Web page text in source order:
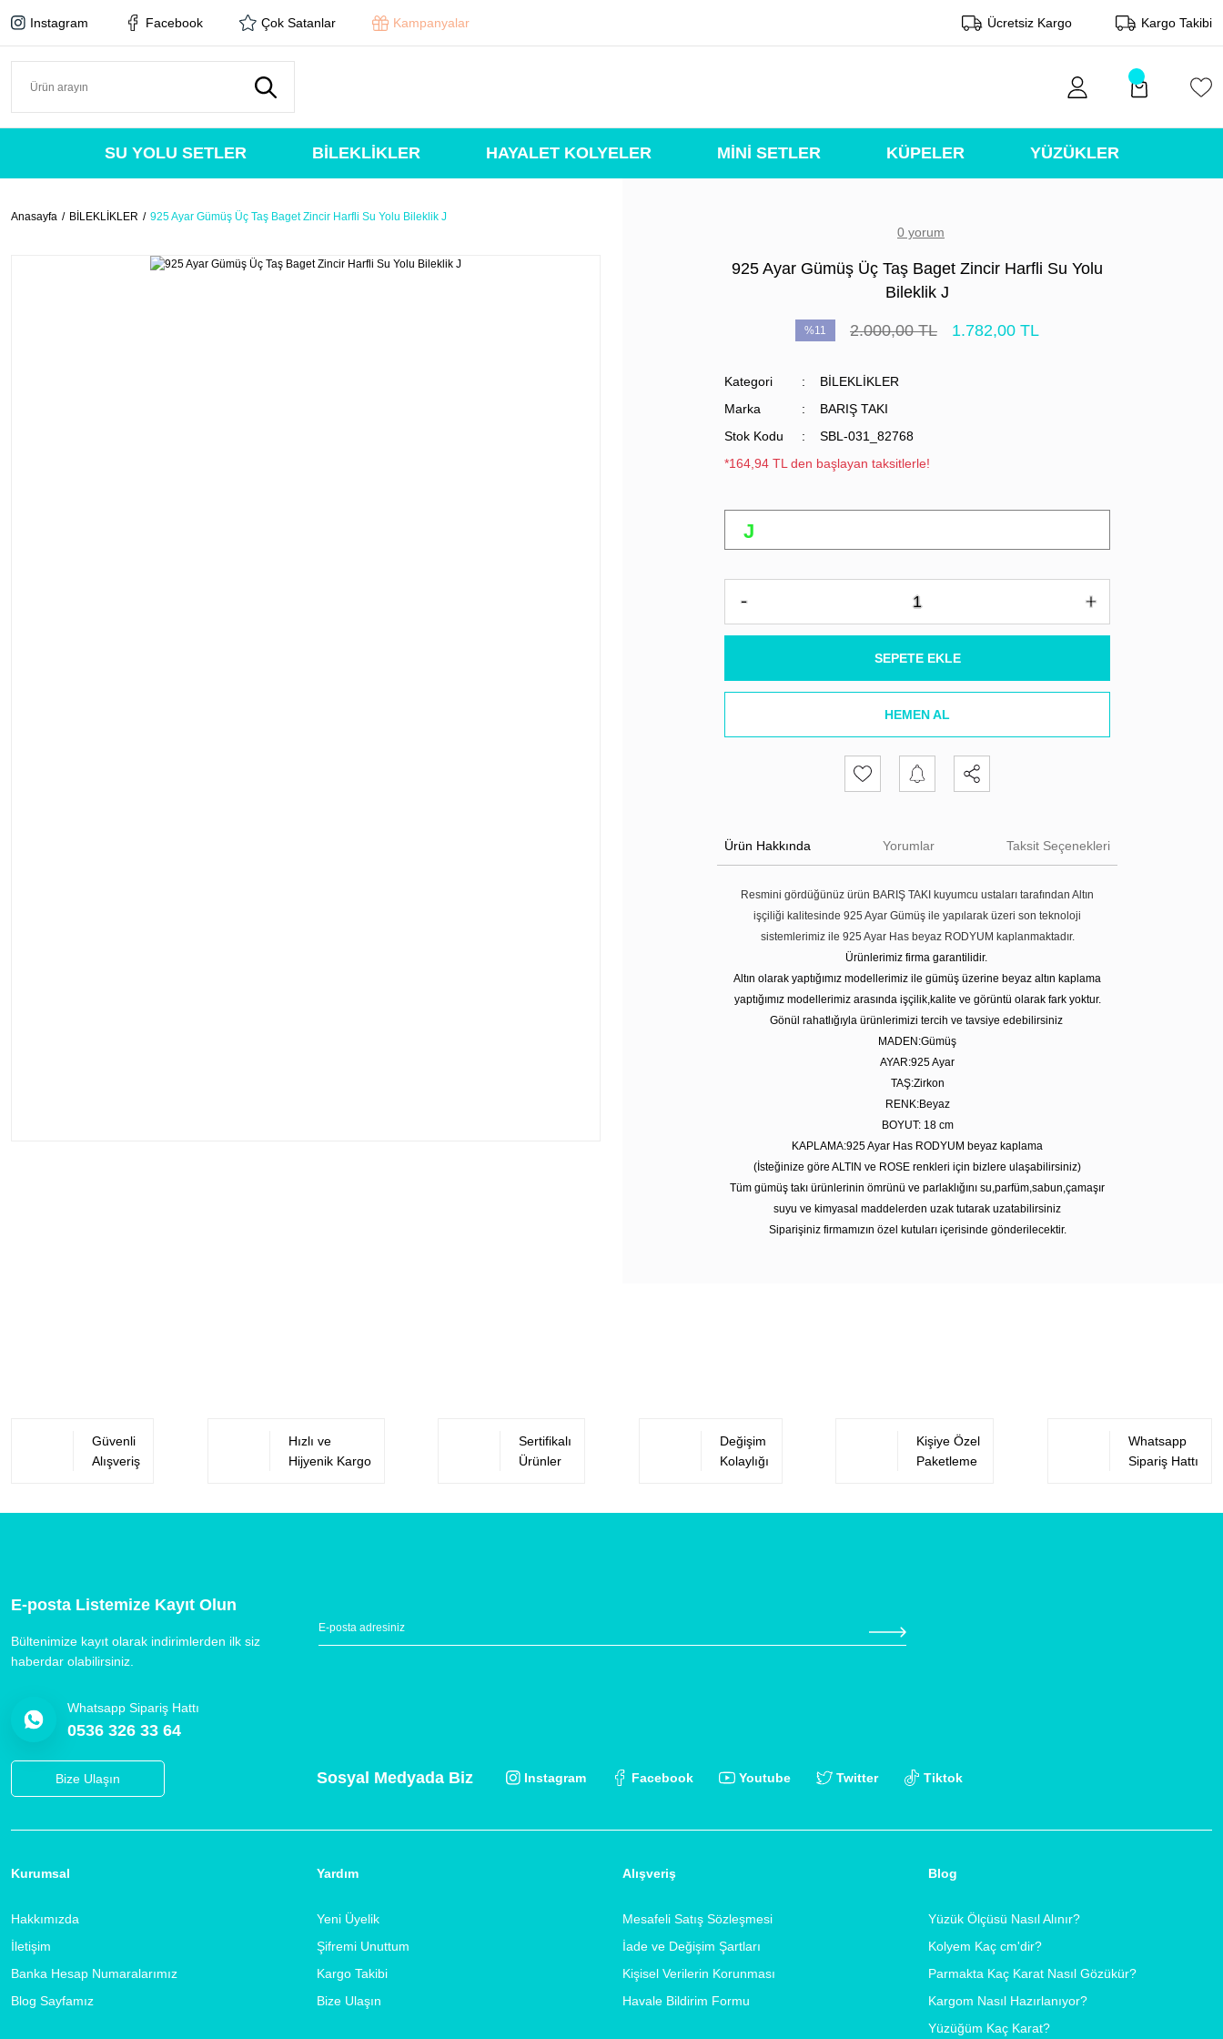
Instagram Facebook Çok Satanlar Kampanyalar Ücretsiz Kargo Kargo Takibi
SU YOLU SETLER BİLEKLİKLER HAYALET KOLYELER MİNİ SETLER KÜPELER YÜZÜKLER
Anasayfa BİLEKLİKLER 925 Ayar Gümüş Üç Taş Baget Zincir Harfli Su Yolu Bileklik J
0 yorum
925 Ayar Gümüş Üç Taş Baget Zincir Harfli Su Yolu
Bileklik J
%11 2.000,00 TL 1.782,00 TL
Kategori
BİLEKLİKLER
Marka
BARIŞ TAKI
Stok Kodu
SBL-031_82768
*164,94 TL den başlayan taksitlerle!
SEPETE EKLE
HEMEN AL
Ürün Hakkında Yorumlar Taksit Seçenekleri
Resmini gördüğünüz ürün BARIŞ TAKI kuyumcu ustaları tarafından Altın
işçiliği kalitesinde 925 Ayar Gümüş ile yapılarak üzeri son teknoloji
sistemlerimiz ile 925 Ayar Has beyaz RODYUM kaplanmaktadır.
Ürünlerimiz firma garantilidir.
Altın olarak yaptığımız modellerimiz ile gümüş üzerine beyaz altın kaplama
yaptığımız modellerimiz arasında işçilik,kalite ve görüntü olarak fark yoktur.
Gönül rahatlığıyla ürünlerimizi tercih ve tavsiye edebilirsiniz
MADEN:Gümüş
AYAR:925 Ayar
TAŞ:Zirkon
RENK:Beyaz
BOYUT: 18 cm
KAPLAMA:925 Ayar Has RODYUM beyaz kaplama
(İsteğinize göre ALTIN ve ROSE renkleri için bizlere ulaşabilirsiniz)
Tüm gümüş takı ürünlerinin ömrünü ve parlaklığını su,parfüm,sabun,çamaşır
suyu ve kimyasal maddelerden uzak tutarak uzatabilirsiniz
Siparişiniz firmamızın özel kutuları içerisinde gönderilecektir.
Güvenli
Alışveriş
Hızlı ve
Hijyenik Kargo
Sertifikalı
Ürünler
Değişim
Kolaylığı
Kişiye Özel
Paketleme
Whatsapp
Sipariş Hattı
E-posta Listemize Kayıt Olun
Bültenimize kayıt olarak indirimlerden ilk siz
haberdar olabilirsiniz.
Whatsapp Sipariş Hattı
0536 326 33 64
Bize Ulaşın Sosyal Medyada Biz Instagram Facebook Youtube Twitter Tiktok
Kurumsal
Hakkımızda
İletişim
Banka Hesap Numaralarımız
Blog Sayfamız
Yardım
Yeni Üyelik
Şifremi Unuttum
Kargo Takibi
Bize Ulaşın
Alışveriş
Mesafeli Satış Sözleşmesi
İade ve Değişim Şartları
Kişisel Verilerin Korunması
Havale Bildirim Formu
Blog
Yüzük Ölçüsü Nasıl Alınır?
Kolyem Kaç cm'dir?
Parmakta Kaç Karat Nasıl Gözükür?
Kargom Nasıl Hazırlanıyor?
Yüzüğüm Kaç Karat?